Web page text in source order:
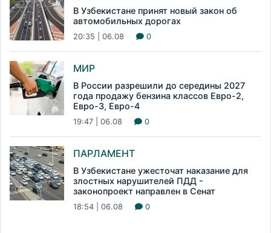
В Узбекистане принят новый закон об
автомобильных дорогах
20:35 | 06.08 0
МИР
В России разрешили до середины 2027
года продажу бензина классов Евро-2,
Евро-3, Евро-4
19:47 | 06.08 0
ПАРЛАМЕНТ
В Узбекистане ужесточат наказание для
злостных нарушителей ПДД -
законопроект направлен в Сенат
18:54 | 06.08 0